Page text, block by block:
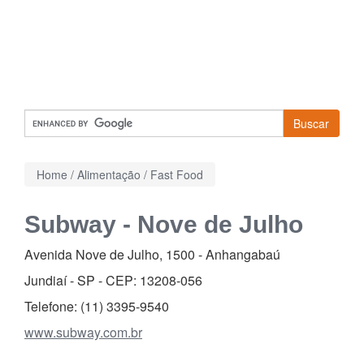
Buscar
Home / Alimentação / Fast Food
Subway - Nove de Julho
Avenida Nove de Julho, 1500 -Anhangabaú
Jundiaí - SP - CEP: 13208-056
Telefone: (11) 3395-9540
www.subway.com.br